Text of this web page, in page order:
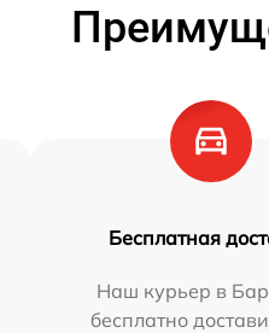
Бесплатная
Наш курьер в
бесплатно